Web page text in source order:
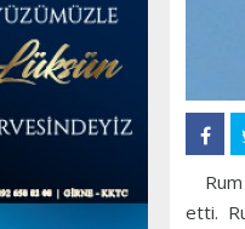
Rum
etti.